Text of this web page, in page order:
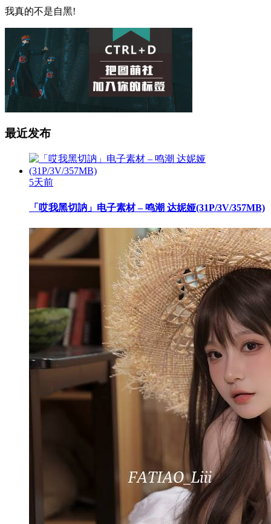
我真的不是自黑!
最近发布
5天前
「哎我黑切訥」电子素材 – 鸣潮 达妮娅(31P/3V/357MB)